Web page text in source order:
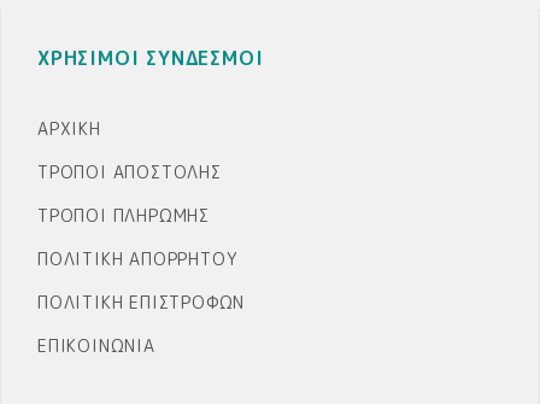
ΧΡΗΣΙΜΟΙ ΣΥΝΔΕΣΜΟΙ
ΑΡΧΙΚΉ
ΤΡΌΠΟΙ ΑΠΟΣΤΟΛΉΣ
ΤΡΌΠΟΙ ΠΛΗΡΩΜΉΣ
ΠΟΛΙΤΙΚΉ ΑΠΟΡΡΉΤΟΥ
ΠΟΛΙΤΙΚΉ ΕΠΙΣΤΡΟΦΏΝ
ΕΠΙΚΟΙΝΩΝΊΑ